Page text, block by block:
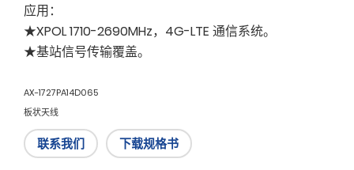
应用：
★XPOL 1710-2690MHz，4G-LTE 通信系统。
★基站信号传输覆盖。
AX-1727PA14D065
板状天线
联系我们 下载规格书